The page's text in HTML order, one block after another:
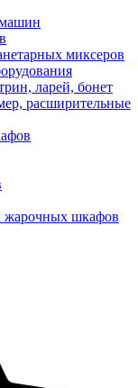
миксеров
ларей, бонет
расширительные
шкафов